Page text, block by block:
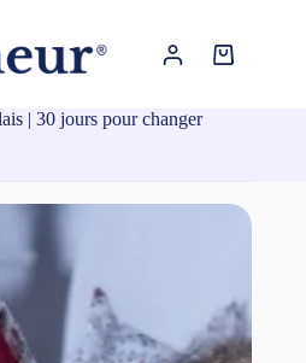
Panier
| 30 jours pour changer